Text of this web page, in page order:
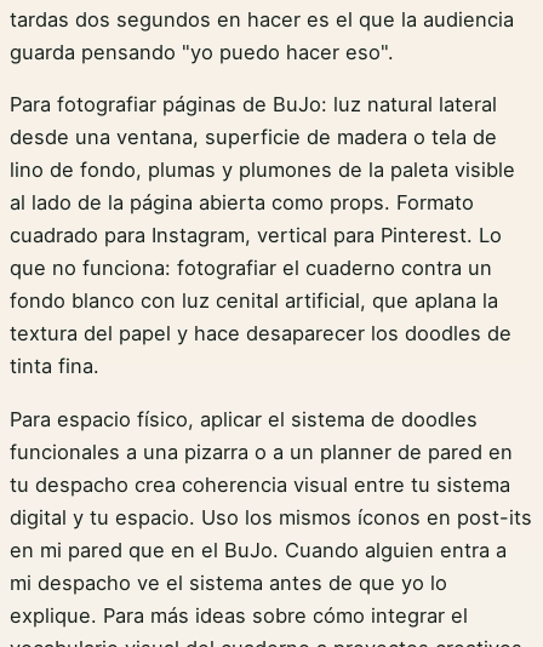
tardas dos segundos en hacer es el que la audiencia
guarda pensando "yo puedo hacer eso".
Para fotografiar páginas de BuJo: luz natural lateral
desde una ventana, superficie de madera o tela de
lino de fondo, plumas y plumones de la paleta visible
al lado de la página abierta como props. Formato
cuadrado para Instagram, vertical para Pinterest. Lo
que no funciona: fotografiar el cuaderno contra un
fondo blanco con luz cenital artificial, que aplana la
textura del papel y hace desaparecer los doodles de
tinta fina.
Para espacio físico, aplicar el sistema de doodles
funcionales a una pizarra o a un planner de pared en
tu despacho crea coherencia visual entre tu sistema
digital y tu espacio. Uso los mismos íconos en post-its
en mi pared que en el BuJo. Cuando alguien entra a
mi despacho ve el sistema antes de que yo lo
explique. Para más ideas sobre cómo integrar el